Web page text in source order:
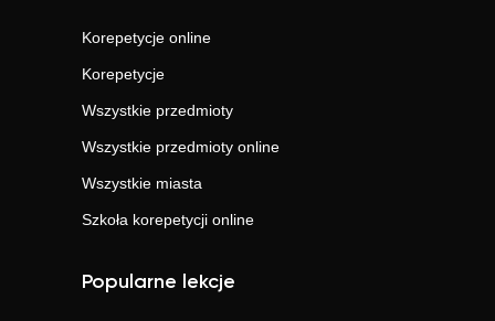
Korepetycje online
Korepetycje
Wszystkie przedmioty
Wszystkie przedmioty online
Wszystkie miasta
Szkoła korepetycji online
Popularne lekcje